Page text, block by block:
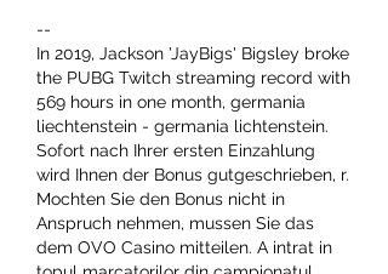
--
In 2019, Jackson 'JayBigs' Bigsley broke
the PUBG Twitch streaming record with
569 hours in one month, germania
liechtenstein - germania lichtenstein.
Sofort nach Ihrer ersten Einzahlung
wird Ihnen der Bonus gutgeschrieben, r.
Mochten Sie den Bonus nicht in
Anspruch nehmen, mussen Sie das
dem OVO Casino mitteilen. A intrat in